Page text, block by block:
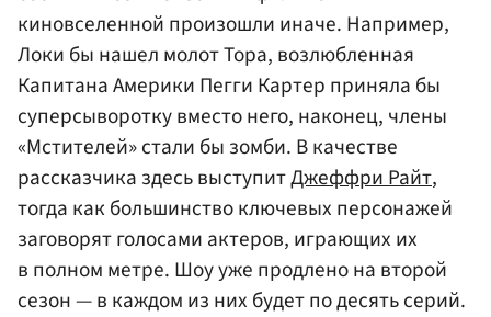
киновселенной произошли иначе. Например,
Локи бы нашел молот Тора, возлюбленная
Капитана Америки Пегги Картер приняла бы
суперсыворотку вместо него, наконец, члены
«Мстителей» стали бы зомби. В качестве
рассказчика здесь выступитДжеффри Райт,
тогда как большинство ключевых персонажей
заговорят голосами актеров, играющих их
в полном метре. Шоу уже продлено на второй
сезон — в каждом из них будет по десять серий.